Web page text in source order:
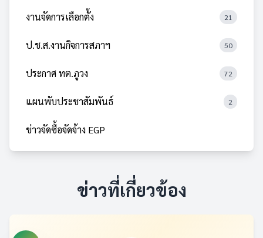
งานจัดการเลือกตั้ง 21
ป.ช.ส.งานกิจการสภาฯ 50
ประกาศ ทต.ภูวง 72
แผนพับประชาสัมพันธ์ 2
ข่าวจัดซื้อจัดจ้าง EGP
ข่าวที่เกี่ยวข้อง